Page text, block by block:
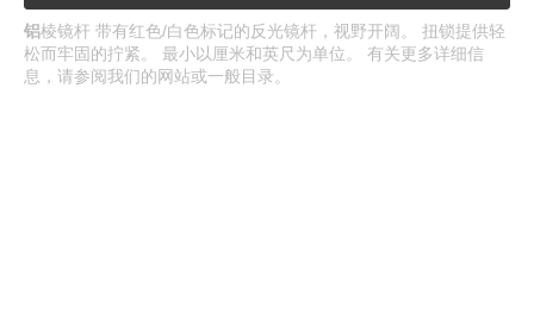
铝棱镜杆 带有红色/白色标记的反光镜杆，视野开阔。 扭锁提供轻
松而牢固的拧紧。 最小以厘米和英尺为单位。 有关更多详细信
息，请参阅我们的网站或一般目录。